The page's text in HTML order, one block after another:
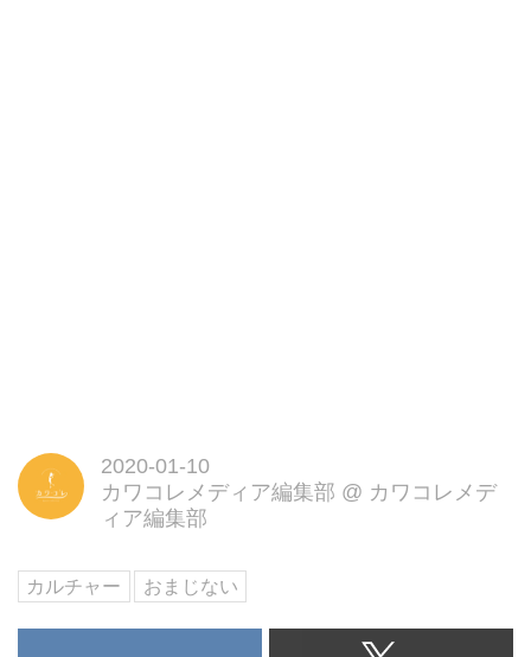
2020-01-10
カワコレメディア編集部 @ カワコレメデ
ィア編集部
カルチャー おまじない